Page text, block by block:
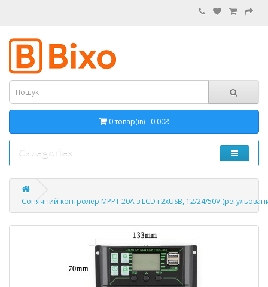
0 товар(ів) - 0.00₴
Categories
Сонячний контролер MPPT 20A з LCD і 2xUSB, 12/24/50V